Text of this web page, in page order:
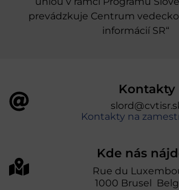
prevádzkuje Centrum
informácií SR“
Kontakty
Kontakty na
Kde nás
Rue du
1000 Brusel